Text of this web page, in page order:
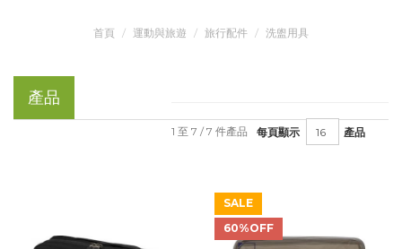
首頁 運動與旅遊 旅行配件 洗盥用具
產品
每頁顯示 產品
1 至 7 / 7 件產品
SALE
60%OFF